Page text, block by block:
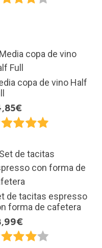
copa de vino Half
de tacitas espresso
forma de cafetera